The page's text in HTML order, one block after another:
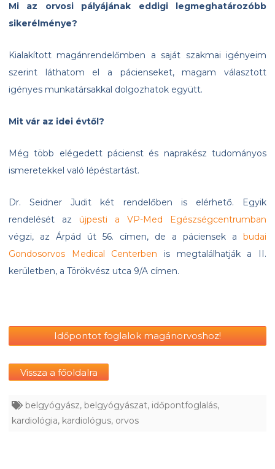
Mi az orvosi pályájának eddigi legmeghatározóbb
sikerélménye?
Kialakított magánrendelőmben a saját szakmai igényeim
szerint láthatom el a pácienseket, magam választott
igényes munkatársakkal dolgozhatok együtt.
Mit vár az idei évtől?
Még több elégedett pácienst és naprakész tudományos
ismeretekkel való lépéstartást.
Dr. Seidner Judit két rendelőben is elérhető. Egyik
rendelését az újpesti a VP-Med Egészségcentrumban
végzi, az Árpád út 56. címen, de a páciensek a
budai
Gondosorvos Medical Centerben is megtalálhatják a II.
kerületben, a Törökvész utca 9/A címen.
Időpontot foglalok magánorvoshoz!
Vissza a főoldalra
belgyógyász, belgyógyászat, időpontfoglalás,
kardiológia, kardiológus, orvos